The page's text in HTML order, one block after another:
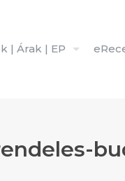
| Árak | EP